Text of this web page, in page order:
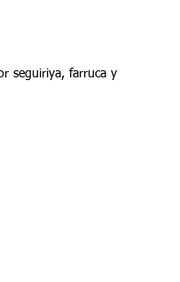
seguiriya, farruca y